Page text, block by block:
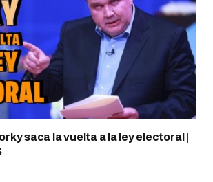
saca la vuelta a la ley electoral |